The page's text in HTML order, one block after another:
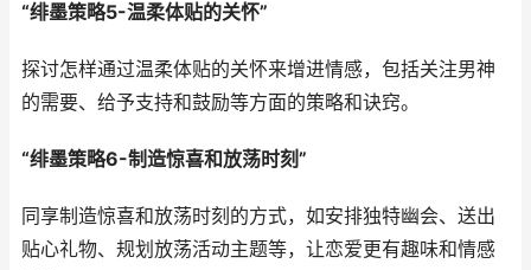
“绯墨策略5-温柔体贴的关怀”
探讨怎样通过温柔体贴的关怀来增进情感，包括关注男神
的需要、给予支持和鼓励等方面的策略和诀窍。
“绯墨策略6-制造惊喜和放荡时刻”
同享制造惊喜和放荡时刻的方式，如安排独特幽会、送出
贴心礼物、规划放荡活动主题等，让恋爱更有趣味和情感